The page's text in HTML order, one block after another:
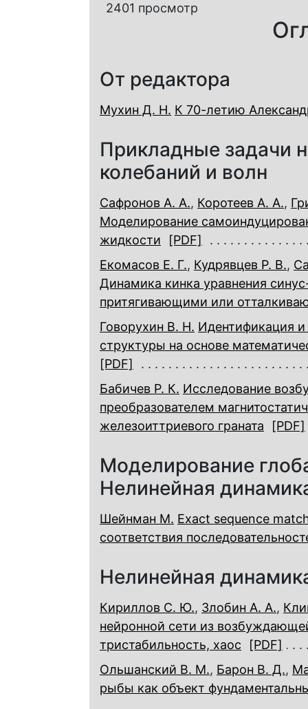
2401 просмотр
От редактора
Мухин Д. Н. К 70-летию
Прикладные задачи
колебаний и волн
Сафронов А. А., Коротеев А. А.,
Моделирование
жидкости
[PDF]
Екомасов Е. Г., Кудрявцев Р. В.,
Динамика кинка уравнения
притягивающими или
Говорухин В. Н. Идентификация
структуры на основе
[PDF]
Бабичев Р. К. Исследование
преобразователем
железоиттриевого граната
[PDF]
Моделирование
Нелинейная
Шейнман М. Exact sequence
соответствия
Нелинейная
Кириллов С. Ю., Злобин А. А.,
нейронной сети из
тристабильность, хаос
[PDF]
Ольшанский В. М., Барон В. Д.,
рыбы как объект